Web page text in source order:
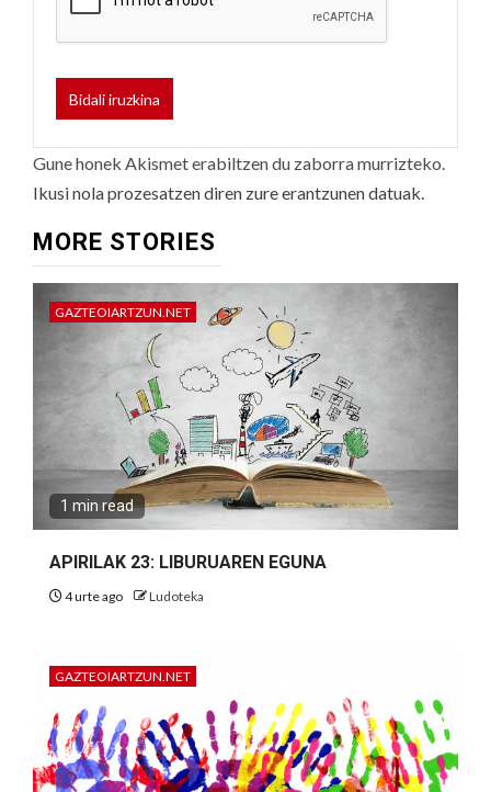
Gune honek Akismet erabiltzen du zaborra murrizteko.
Ikusi nola prozesatzen diren zure erantzunen datuak.
MORE STORIES
GAZTEOIARTZUN.NET
1 min read
APIRILAK 23: LIBURUAREN EGUNA
4 urte ago Ludoteka
GAZTEOIARTZUN.NET